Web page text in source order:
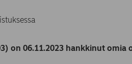
on 06.11.2023 hankkinut omia